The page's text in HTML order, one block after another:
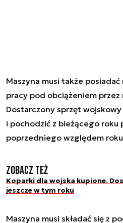
Maszyna musi także
pracy pod obciążeniem przez
Dostarczony sprzęt
i pochodzić z bieżącego roku
poprzedniego względem
Zobacz też
Koparki dla wojska kupione.
jeszcze w tym roku
Maszyna musi składać się z